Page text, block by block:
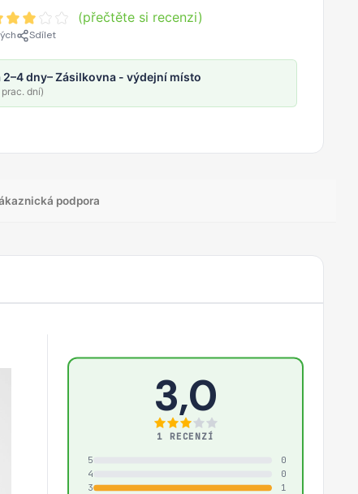
(přečtěte si recenzi)
Sdílet
2–4 dny– Zásilkovna - výdejní místo
dní)
podpora
3,0
1 RECENZÍ
5
0
4
0
3
1